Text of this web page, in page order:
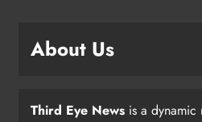
About Us
Third Eye News is a dynamic